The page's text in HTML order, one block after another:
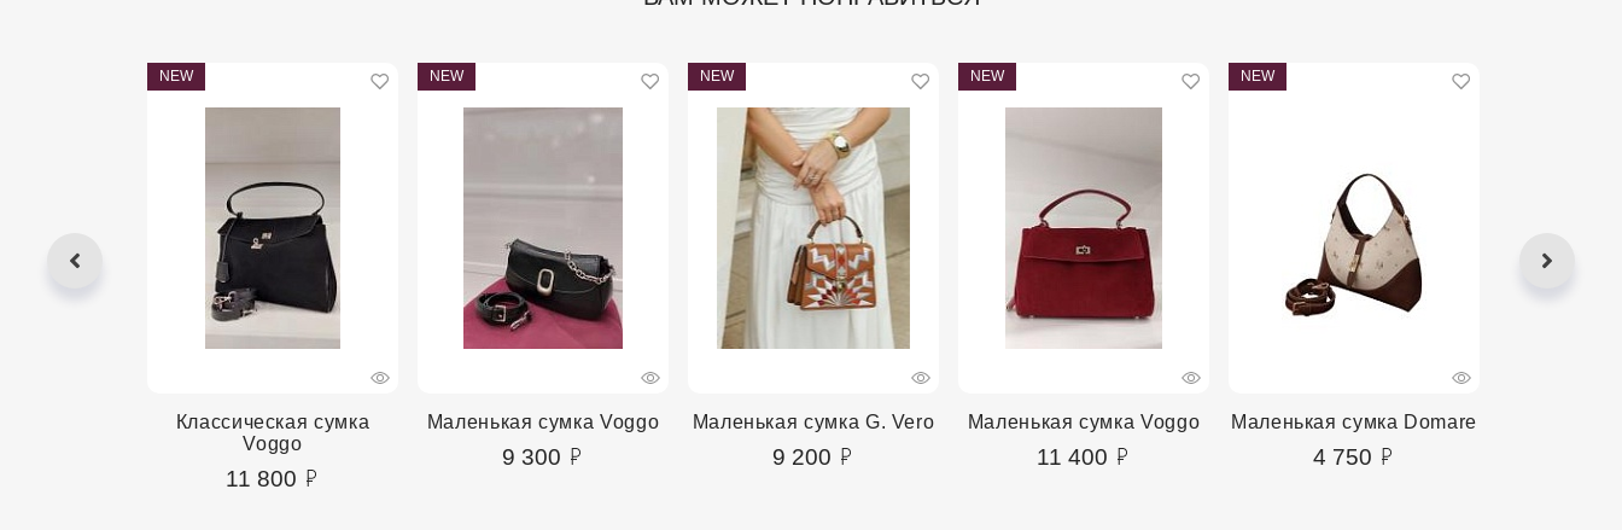
NEW
Классическая сумка
Voggo
11 800
NEW
Маленькая сумка Voggo
9 300
NEW
Маленькая сумка G. Vero
9 200
NEW
Маленькая сумка Voggo
11 400
NEW
Маленькая сумка Domare
4 750